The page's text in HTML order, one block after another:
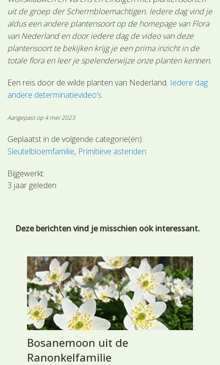
uit de groep der Schermbloemachtigen. Iedere dag vind je
aldus een andere plantensoort op de homepage van Flora
van Nederland en door iedere dag de video van deze
plantensoort te bekijken krijg je een prima inzicht in de
totale flora en leer je spelenderwijze onze planten kennen.
Een reis door de wilde planten van Nederland. Iedere dag
andere determinatievideo’s.
Aangepast op 4 mei 2023
Geplaatst in de volgende categorie(ën):
Sleutelbloemfamilie Primitieve asteriden
Bijgewerkt:
3 jaar geleden
Deze berichten vind je misschien ook interessant.
Bosanemoon uit de
Ranonkelfamilie